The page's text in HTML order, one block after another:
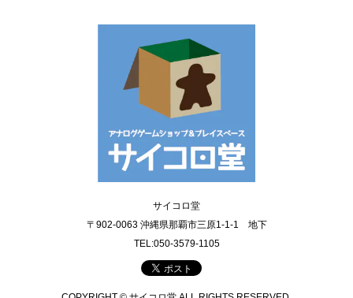
サイコロ堂
〒902-0063 沖縄県那覇市三原1-1-1 地下
TEL:050-3579-1105